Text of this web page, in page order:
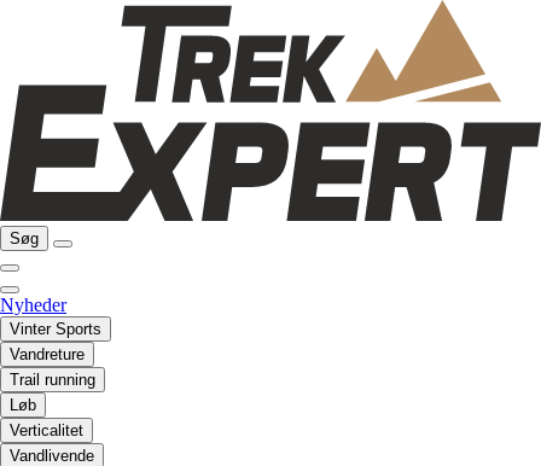
Søg
Nyheder
Vinter Sports
Vandreture
Trail running
Løb
Verticalitet
Vandlivende